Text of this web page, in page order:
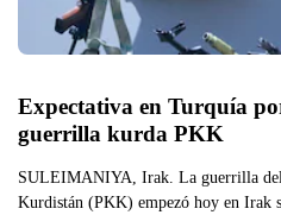
Expectativa en Turquía
guerrilla kurda PKK
SULEIMANIYA, Irak. La guerrilla del
Kurdistán (PKK) empezó hoy en Irak